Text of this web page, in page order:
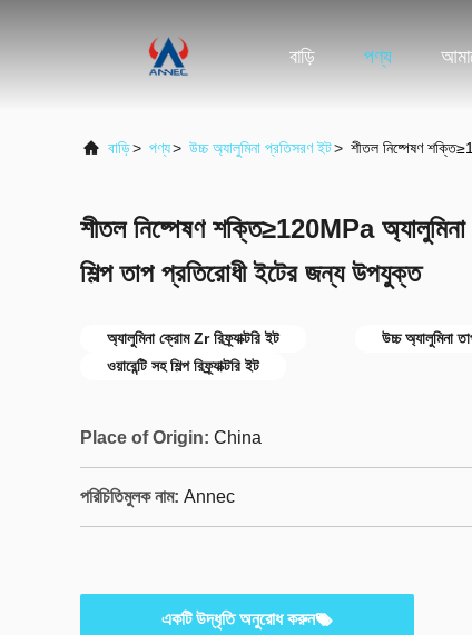
বাড়ি পণ্য
বাড়ি> পণ্য> উচ্চ অ্যালুমিনা প্রতিসরণ ইট> শীতল নিষ্পেষণ
শীতল নিষ্পেষণ শক্তি≥120MPa
শিল্প তাপ প্রতিরোধী ইটের জন্য উপযুক্ত
অ্যালুমিনা ক্রোম Zr রিফ্র্যাক্টরি ইট
উচ্চ অ্যালুমিনা
ওয়ারেন্টি সহ শিল্প রিফ্র্যাক্টরি ইট
Place of Origin: China
পরিচিতিমুলক নাম: Annec
একটি উদ্ধৃতি অনুরোধ করুন